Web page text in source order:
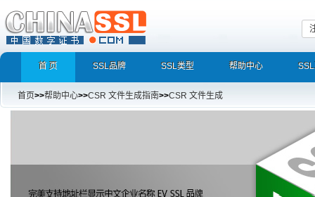
首 页 SSL品牌 SSL类型 帮助中心
首页>>帮助中心>>CSR 文件生成指南>>CSR 文件生成